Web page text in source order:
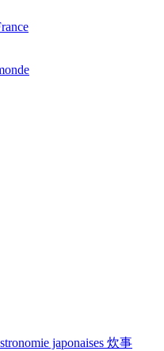
japonaises 炊事